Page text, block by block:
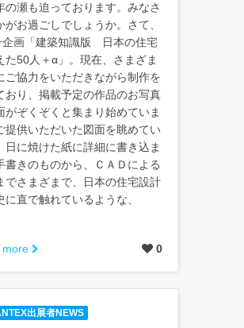
の瀬も迫っております。みなさ
がお過ごしでしょうか。さて、
企画「建築知識版 日本の住宅
た50人＋α」。現在、さまざま
ご協力をいただきながら制作を
おり、掲載予定の作品のお写真
がぞくぞくと集まり始めていま
提供いただいた図面を眺めてい
日に焼けた紙に詳細に書き込ま
書きのものから、ＣＡＤによる
でさまざまで、日本の住宅設計
に直で触れているような、
more 0
出展者NEWS